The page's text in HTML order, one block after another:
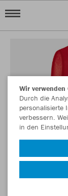
Wir verwenden
Durch die
personalisierte
verbessern.
in den